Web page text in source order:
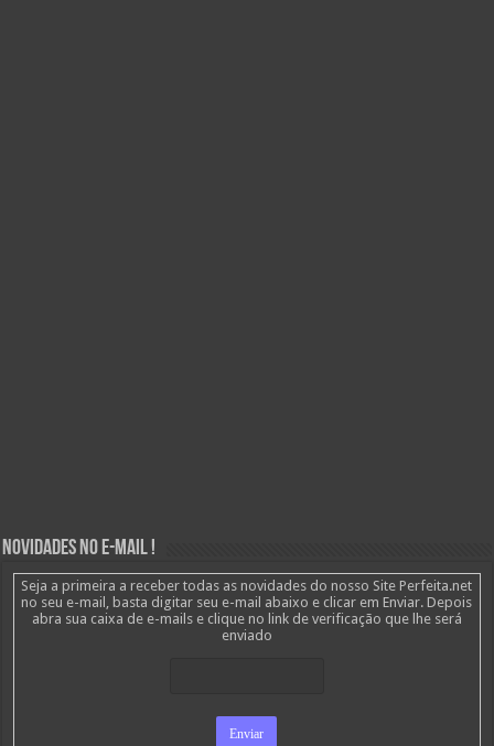
Novidades no E-mail !
Seja a primeira a receber todas as novidades do nosso Site Perfeita.net
no seu e-mail, basta digitar seu e-mail abaixo e clicar em Enviar. Depois
abra sua caixa de e-mails e clique no link de verificação que lhe será
enviado